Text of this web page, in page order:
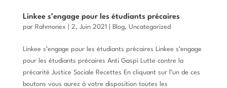
Linkee s’engage pour les étudiants précaires
par Rahmonex| 2, Juin 2021 Blog, Uncategorized
Linkee s’engage pour les étudiants précaires Linkee s’engage
pour les étudiants précaires Anti Gaspi Lutte contre la
précarité Justice Sociale Recettes En cliquant sur l’un de ces
boutons vous aurez à votre disposition toutes les